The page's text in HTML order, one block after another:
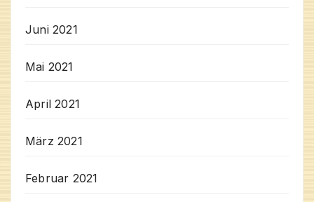
Juni 2021
Mai 2021
April 2021
März 2021
Februar 2021